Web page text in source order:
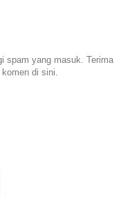
spam yang masuk. Terima
di sini.